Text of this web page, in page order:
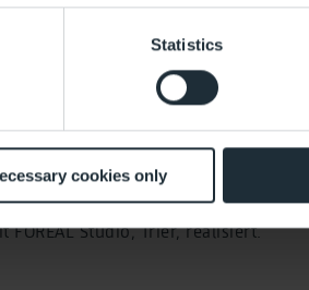
which can be accurate to within
characteristics (fingerprinting)
and set your preferences in the
to accept cookies that help improve
to your interests or use of
data (e.g. an email address)
Statistics
cookies only
Studio, Trier, realisiert.